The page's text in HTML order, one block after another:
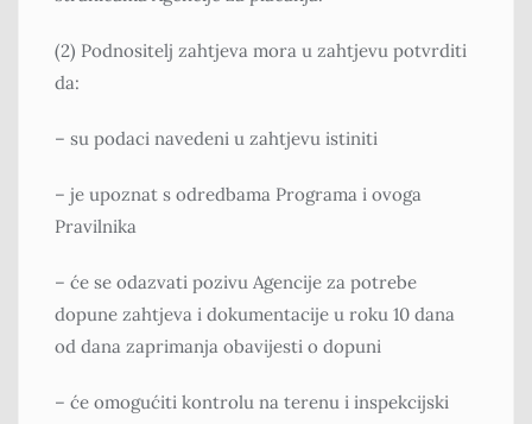
(2) Podnositelj zahtjeva mora u zahtjevu potvrditi
da:
– su podaci navedeni u zahtjevu istiniti
– je upoznat s odredbama Programa i ovoga
Pravilnika
– će se odazvati pozivu Agencije za potrebe
dopune zahtjeva i dokumentacije u roku 10 dana
od dana zaprimanja obavijesti o dopuni
– će omogućiti kontrolu na terenu i inspekcijski